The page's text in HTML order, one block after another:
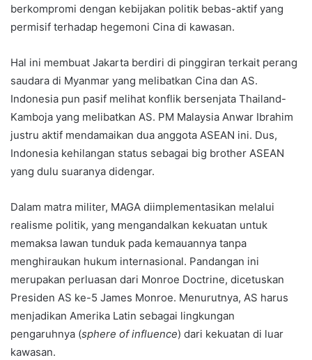
berkompromi dengan kebijakan politik bebas-aktif yang
permisif terhadap hegemoni Cina di kawasan.
Hal ini membuat Jakarta berdiri di pinggiran terkait perang
saudara di Myanmar yang melibatkan Cina dan AS.
Indonesia pun pasif melihat konflik bersenjata Thailand-
Kamboja yang melibatkan AS. PM Malaysia Anwar Ibrahim
justru aktif mendamaikan dua anggota ASEAN ini. Dus,
Indonesia kehilangan status sebagai big brother ASEAN
yang dulu suaranya didengar.
Dalam matra militer, MAGA diimplementasikan melalui
realisme politik, yang mengandalkan kekuatan untuk
memaksa lawan tunduk pada kemauannya tanpa
menghiraukan hukum internasional. Pandangan ini
merupakan perluasan dari Monroe Doctrine, dicetuskan
Presiden AS ke-5 James Monroe. Menurutnya, AS harus
menjadikan Amerika Latin sebagai lingkungan
pengaruhnya (sphere of influence) dari kekuatan di luar
kawasan.